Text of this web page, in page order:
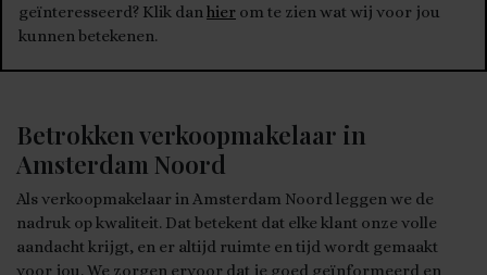
geïnteresseerd? Klik dan hier om te zien wat wij voor jou
kunnen betekenen.
Betrokken verkoopmakelaar in
Amsterdam Noord
Als verkoopmakelaar in Amsterdam Noord leggen we de
nadruk op kwaliteit. Dat betekent dat elke klant onze volle
aandacht krijgt, en er altijd ruimte en tijd wordt gemaakt
voor jou. We zorgen ervoor dat je goed geïnformeerd en